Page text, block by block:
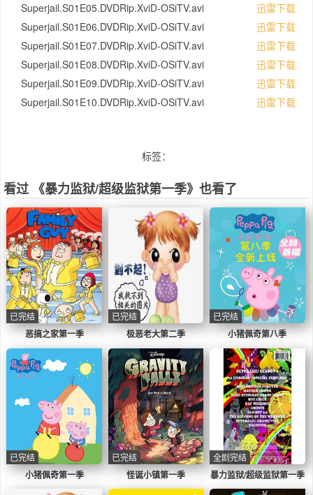
Superjail.S01E05.DVDRip.XviD-OSiTV.avi
迅雷下载
Superjail.S01E06.DVDRip.XviD-OSiTV.avi
迅雷下载
Superjail.S01E07.DVDRip.XviD-OSiTV.avi
迅雷下载
Superjail.S01E08.DVDRip.XviD-OSiTV.avi
迅雷下载
Superjail.S01E09.DVDRip.XviD-OSiTV.avi
迅雷下载
Superjail.S01E10.DVDRip.XviD-OSiTV.avi
迅雷下载
标签：
看过 《暴力监狱/超级监狱第一季》也看了
恶搞之家第一季
已完结
极恶老大第二季
已完结
小猪佩奇第八季
已完结
小猪佩奇第一季
已完结
怪诞小镇第一季
已完结
暴力监狱/超级监狱第一季
全剧完结